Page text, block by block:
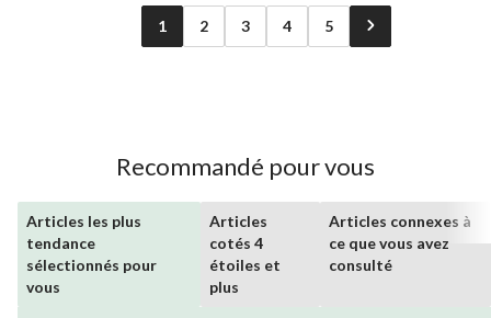
1 2 3 4 5
Recommandé pour vous
Articles les plus
tendance
sélectionnés pour
vous
Articles
cotés 4
étoiles et
plus
Articles connexes à
ce que vous avez
consulté